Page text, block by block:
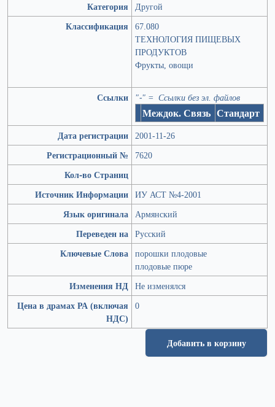
Категория
Другой
Классификация
67.080
ТЕХНОЛОГИЯ ПИЩЕВЫХ
ПРОДУКТОВ
Фрукты, овощи
Ссылки "-" = Ссылки без эл. файлов
Междок. Связь Стандарт
Дата регистрации 2001-11-26
Регистрационный №
7620
Кол-во Страниц
Источник Информации ИУ АСТ №4-2001
Язык оригинала Армянский
Переведен на Русский
Ключевые Слова порошки плодовые
плодовые пюре
Изменения НД Не изменялся
Цена в драмах РА (включая
НДС)
0
Добавить в корзину